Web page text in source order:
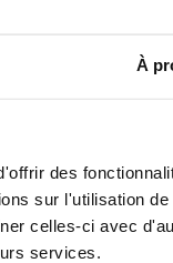
À
des
sur l'utilisation
celles-ci avec
services.